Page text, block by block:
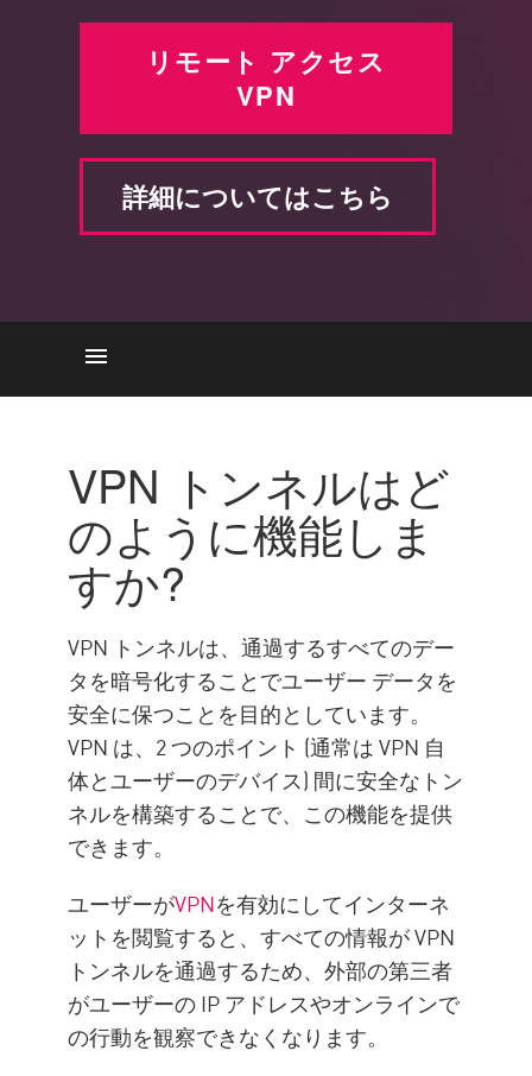
リモート アクセス
VPN
詳細についてはこちら
種類
メリット
スプリットトンネリングの理
解
VPN Security with Check Point
VPN
企業情報
VPN トンネルはど
のように機能しま
すか?
VPN トンネルは、通過するすべてのデー
タを暗号化することでユーザー データを
安全に保つことを目的としています。
VPN は、2 つのポイント (通常は VPN 自
体とユーザーのデバイス) 間に安全なトン
ネルを構築することで、この機能を提供
できます。
ユーザーがVPNを有効にしてインターネ
ットを閲覧すると、すべての情報が VPN
トンネルを通過するため、外部の第三者
がユーザーの IP アドレスやオンラインで
の行動を観察できなくなります。